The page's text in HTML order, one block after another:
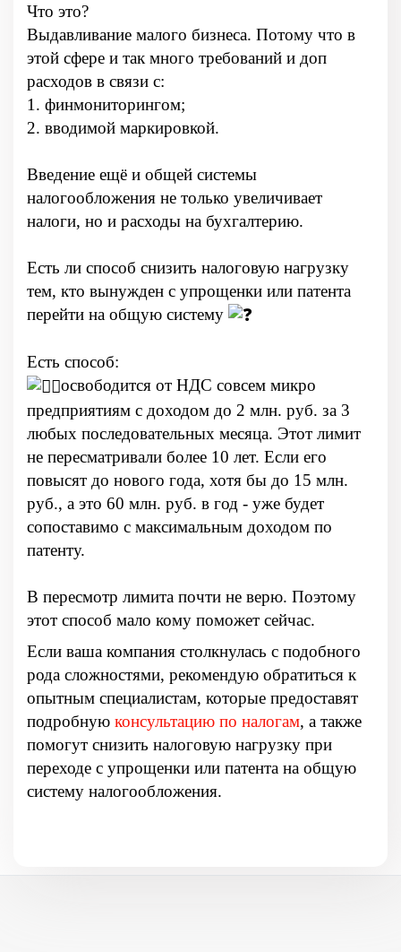
Что это?
Выдавливание малого бизнеса. Потому что в
этой сфере и так много требований и доп
расходов в связи с:
1. финмониторингом;
2. вводимой маркировкой.
Введение ещё и общей системы
налогообложения не только увеличивает
налоги, но и расходы на бухгалтерию.
Есть ли способ снизить налоговую нагрузку
тем, кто вынужден с упрощенки или патента
перейти на общую систему
Есть способ:
освободится от НДС совсем микро
предприятиям с доходом до 2 млн. руб. за 3
любых последовательных месяца. Этот лимит
не пересматривали более 10 лет. Если его
повысят до нового года, хотя бы до 15 млн.
руб., а это 60 млн. руб. в год - уже будет
сопоставимо с максимальным доходом по
патенту.
В пересмотр лимита почти не верю. Поэтому
этот способ мало кому поможет сейчас.
Если ваша компания столкнулась с подобного
рода сложностями, рекомендую обратиться к
опытным специалистам, которые предоставят
подробную консультацию по налогам, а также
помогут снизить налоговую нагрузку при
переходе с упрощенки или патента на общую
систему налогообложения.